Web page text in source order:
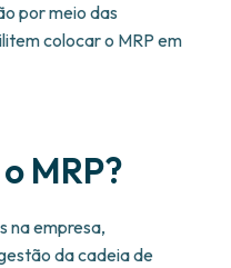
por meio das
colocar o MRP em
MRP?
na empresa,
da cadeia de